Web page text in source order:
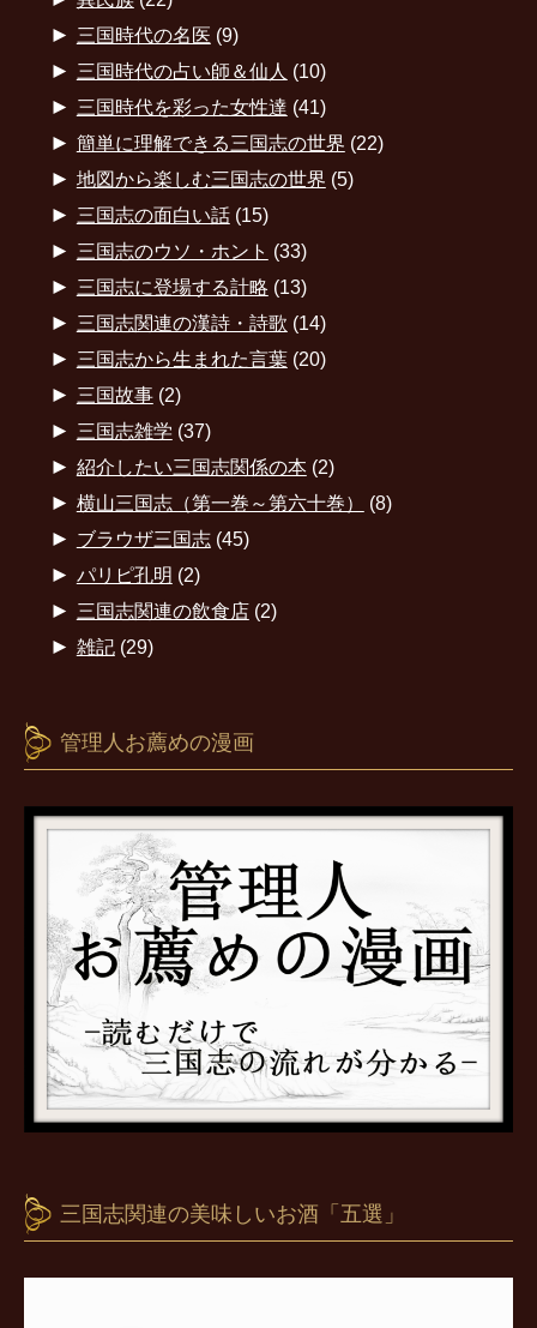
► 三国時代の名医 (9)
► 三国時代の占い師＆仙人 (10)
► 三国時代を彩った女性達 (41)
► 簡単に理解できる三国志の世界 (22)
► 地図から楽しむ三国志の世界 (5)
► 三国志の面白い話(15)
► 三国志のウソ・ホント (33)
► 三国志に登場する計略 (13)
► 三国志関連の漢詩・詩歌 (14)
► 三国志から生まれた言葉(20)
► 三国故事(2)
► 三国志雑学 (37)
► 紹介したい三国志関係の本(2)
► 横山三国志（第一巻～第六十巻） (8)
► ブラウザ三国志(45)
► パリピ孔明 (2)
► 三国志関連の飲食店(2)
► 雑記(29)
管理人お薦めの漫画
三国志関連の美味しいお酒「五選」